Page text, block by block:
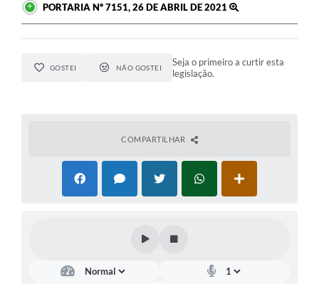
PORTARIA Nº 7151, 26 DE ABRIL DE 2021
GOSTEI NÃO GOSTEI
Seja o primeiro a curtir esta
legislação.
COMPARTILHAR